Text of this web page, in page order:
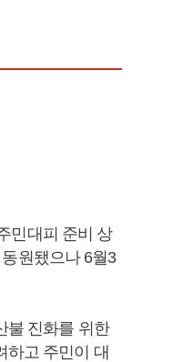
민대피 준비 상
원됐으나 6월3
불 진화를 위한
하고 주민이 대